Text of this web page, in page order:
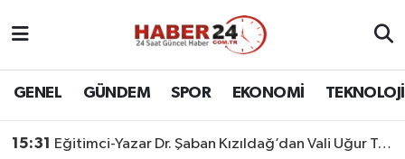
GENEL GÜNDEM SPOR EKONOMİ TEKNOLOJİ
15:31 Eğitimci-Yazar Dr. Şaban Kızıldağ’dan Vali Uğur Turan’a Ziyaret
Nöbetçi Eczaneler